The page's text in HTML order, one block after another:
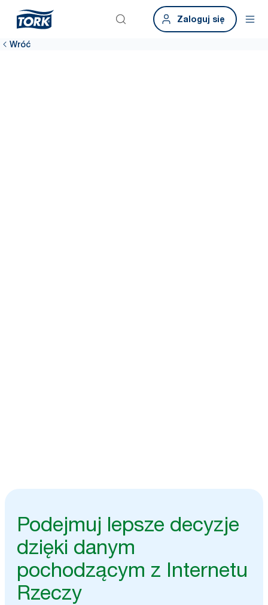
Zaloguj się
Wróć
Podejmuj lepsze decyzje
dzięki danym
pochodzącym z Internetu
Rzeczy